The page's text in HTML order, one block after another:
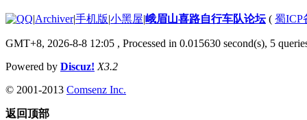
|Archiver|手机版|小黑屋|峨眉山喜路自行车队论坛( 蜀ICP
GMT+8, 2026-8-8 12:05 , Processed in 0.015630 second(s), 5
Powered by Discuz! X3.2
© 2001-2013 Comsenz Inc.
返回顶部